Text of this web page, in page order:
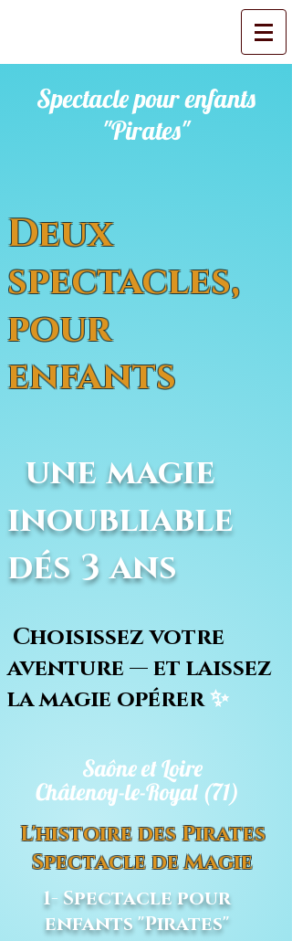
Spectacle pour enfants
"Pirates"
Deux
spectacles,
pour
enfants
une magie
inoubliable
dés 3 ans
Choisissez votre
aventure — et laissez
la magie opérer✨
Châtenoy-le-Royal (71)
Saône et Loire
L'histoire des Pirates
Spectacle de Magie
1- Spectacle pour
enfants "Pirates"